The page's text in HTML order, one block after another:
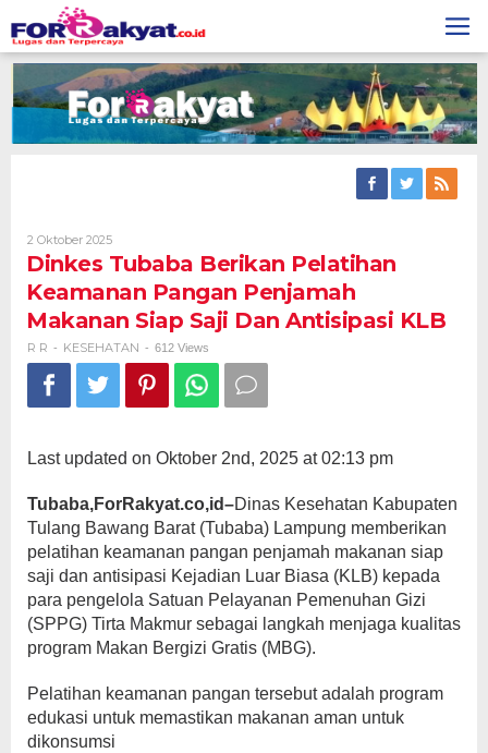
to
content
2 Oktober 2025Oleh
R
R
Dinkes Tubaba Berikan Pelatihan
Keamanan Pangan Penjamah
Makanan Siap Saji Dan Antisipasi KLB
R R - KESEHATAN - 612 Views
Last updated on Oktober 2nd, 2025 at 02:13 pm
Tubaba,ForRakyat.co,id–Dinas Kesehatan Kabupaten
Tulang Bawang Barat (Tubaba) Lampung memberikan
pelatihan keamanan pangan penjamah makanan siap
saji dan antisipasi Kejadian Luar Biasa (KLB) kepada
para pengelola Satuan Pelayanan Pemenuhan Gizi
(SPPG) Tirta Makmur sebagai langkah menjaga kualitas
program Makan Bergizi Gratis (MBG).
Pelatihan keamanan pangan tersebut adalah program
edukasi untuk memastikan makanan aman untuk
dikonsumsi